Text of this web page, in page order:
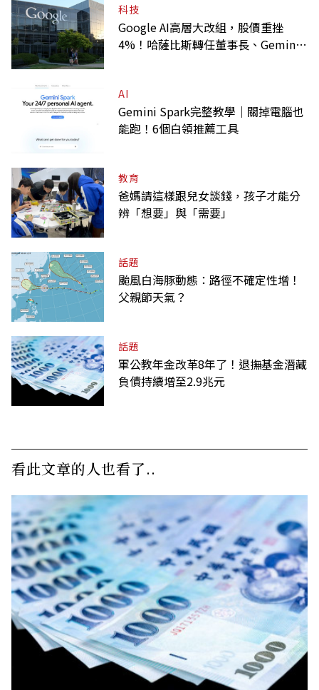
科技
Google AI高層大改組，股價重挫
4%！哈薩比斯轉任董事長、Gemini
AI
Gemini Spark完整教學｜關掉電腦也
能跑！6個白領推薦工具
教育
爸媽請這樣跟兒女談錢，孩子才能分
辨「想要」與「需要」
話題
颱風白海豚動態：路徑不確定性增！
父親節天氣？
話題
軍公教年金改革8年了！退撫基金潛藏
負債持續增至2.9兆元
看此文章的人也看了..